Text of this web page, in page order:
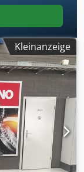
Kleinanzeige